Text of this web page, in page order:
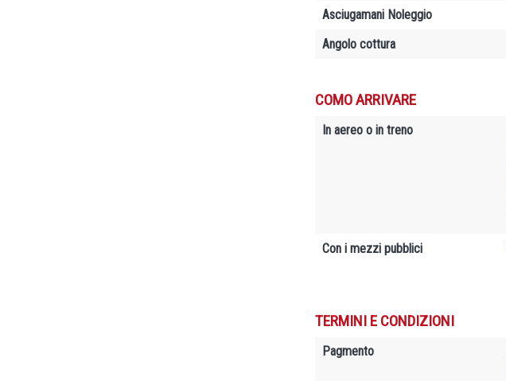
Asciugamani Noleggio
Angolo cottura
COMO ARRIVARE
In aereo o in treno
Con i mezzi pubblici
TERMINI E CONDIZIONI
Pagmento